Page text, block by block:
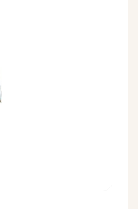
maryjne - Matka Boża